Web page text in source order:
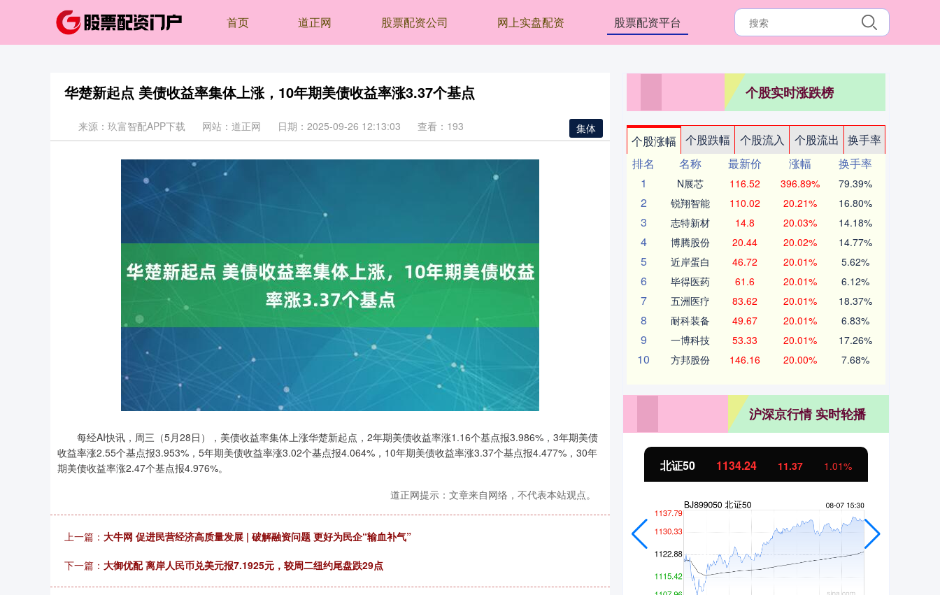
首页 道正网 股票配资公司 网上实盘配资 股票配资平台
华楚新起点 美债收益率集体上涨，10年期美债收益率涨3.37个基点
集体
来源：玖富智配APP下载 网站：道正网 日期：2025-09-26 12:13:03 查看：193
每经AI快讯，周三（5月28日），美债收益率集体上涨华楚新起点，2年期美债收益率涨1.16个基点报3.986%，3年期美债
收益率涨2.55个基点报3.953%，5年期美债收益率涨3.02个基点报4.064%，10年期美债收益率涨3.37个基点报4.477%，30年
期美债收益率涨2.47个基点报4.976%。
道正网提示：文章来自网络，不代表本站观点。
上一篇： 大牛网 促进民营经济高质量发展 | 破解融资问题 更好为民企“输血补气”
下一篇： 大御优配 离岸人民币兑美元报7.1925元，较周二纽约尾盘跌29点
个股实时涨跌榜
个股涨幅 个股跌幅 个股流入 个股流出
换手率
排名
名称 最新价 涨幅
换手率
1
N展芯 116.52 396.89% 79.39%
2 锐翔智能 110.02 20.21% 16.80%
3 志特新材 14.8 20.03% 14.18%
4 博腾股份 20.44 20.02% 14.77%
5 近岸蛋白 46.72 20.01% 5.62%
6 毕得医药 61.6 20.01% 6.12%
7 五洲医疗 83.62 20.01% 18.37%
8 耐科装备 49.67 20.01% 6.83%
9 一博科技 53.33 20.01% 17.26%
10 方邦股份 146.16 20.00% 7.68%
沪深京行情 实时轮播
1.02% 深证成指 14311.01 北证50 1134.24 11.37 1.01%